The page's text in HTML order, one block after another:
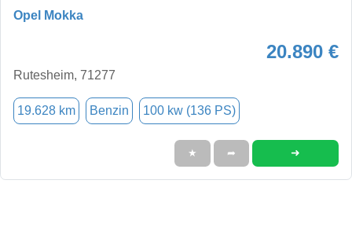
Opel Mokka
20.890 €
Rutesheim, 71277
19.628 km Benzin 100 kw (136 PS)
★ ➦ ➜